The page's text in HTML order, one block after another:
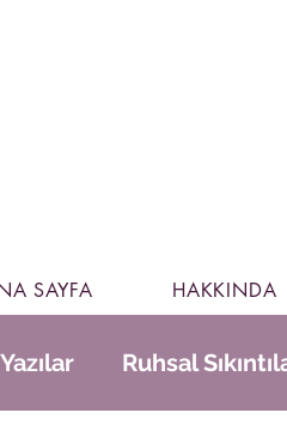
SAYFA HAKKINDA
Ruhsal